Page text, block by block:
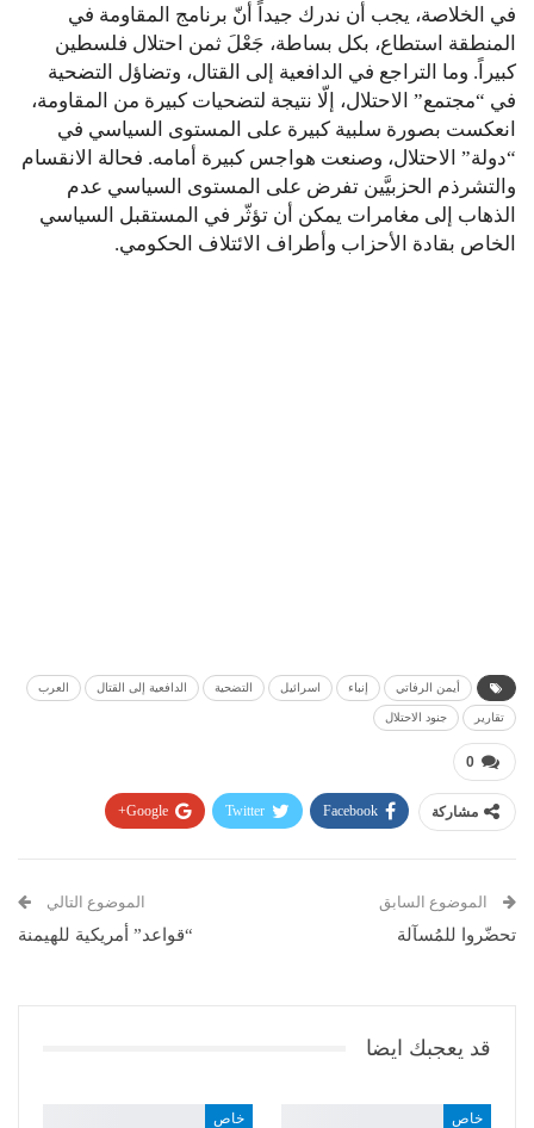
في الخلاصة، يجب أن ندرك جيداً أنّ برنامج المقاومة في
المنطقة استطاع، بكل بساطة، جَعْلَ ثمن احتلال فلسطين
كبيراً. وما التراجع في الدافعية إلى القتال، وتضاؤل التضحية
في “مجتمع” الاحتلال، إلّا نتيجة لتضحيات كبيرة من المقاومة،
انعكست بصورة سلبية كبيرة على المستوى السياسي في
“دولة” الاحتلال، وصنعت هواجس كبيرة أمامه. فحالة الانقسام
والتشرذم الحزبيَّين تفرض على المستوى السياسي عدم
الذهاب إلى مغامرات يمكن أن تؤثّر في المستقبل السياسي
الخاص بقادة الأحزاب وأطراف الائتلاف الحكومي.
أيمن الرفاتي إنباء اسرائيل التضحية الدافعية إلى القتال العرب
تقارير جنود الاحتلال
0
مشاركة Facebook
Twitter
Google+
البريد الإلكتروني
الموضوع السابق
تحضّروا للمُسآلة
الموضوع التالي
“قواعد” أمريكية للهيمنة
قد يعجبك ايضا
خاص خاص